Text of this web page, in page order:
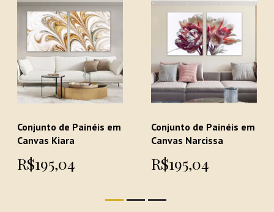
Conjunto de Painéis em
Canvas Kiara
R$195,04
Conjunto de Painéis em
Canvas Narcissa
R$195,04